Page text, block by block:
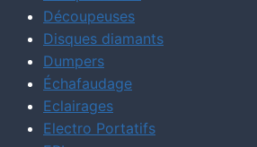
Découpeuses
Disques diamants
Dumpers
Échafaudage
Eclairages
Electro Portatifs